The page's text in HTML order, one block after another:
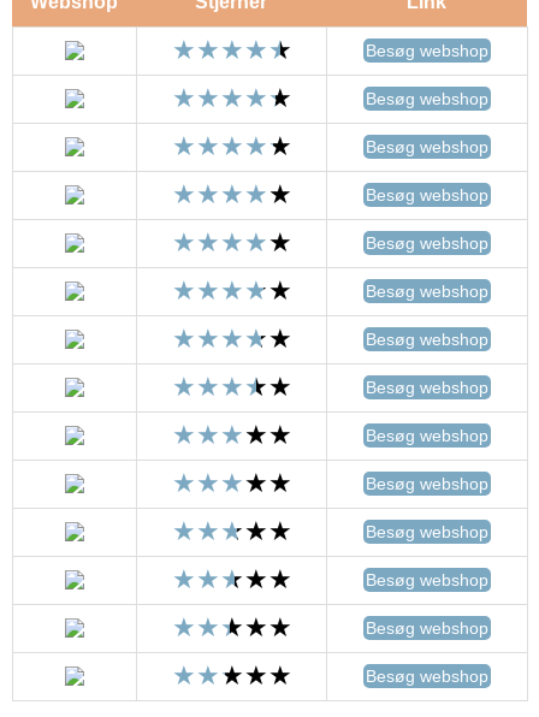
Besøg webshop
Besøg webshop
Besøg webshop
Besøg webshop
Besøg webshop
Besøg webshop
Besøg webshop
Besøg webshop
Besøg webshop
Besøg webshop
Besøg webshop
Besøg webshop
Besøg webshop
Besøg webshop